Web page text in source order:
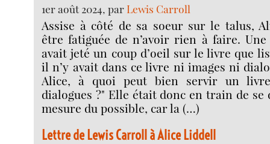
1er août 2024, parLewis Carroll
Assise à côté de sa soeur sur le talus,
être fatiguée de n’avoir rien à faire.
avait jeté un coup d’oeil sur le livre que
il n’y avait dans ce livre ni images ni
Alice, à quoi peut bien servir un
dialogues ?" Elle était donc en train de se
mesure du possible, car la (…)
Lettre de Lewis Carroll à Alice Liddell